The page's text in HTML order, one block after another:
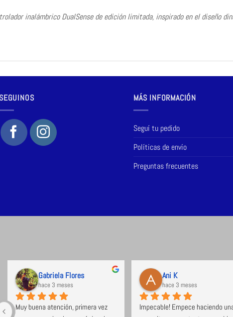
inalámbrico DualSense de edición limitada, inspirado en el diseño
SEGUINOS MÁS INFORMACIÓN
Seguí tu pedido
Políticas de envío
Preguntas frecuentes
Gabriela Flores
hace 3 meses
Muy buena atención, primera vez
Ani K
hace 3 meses
Impecable! Empece haciendo